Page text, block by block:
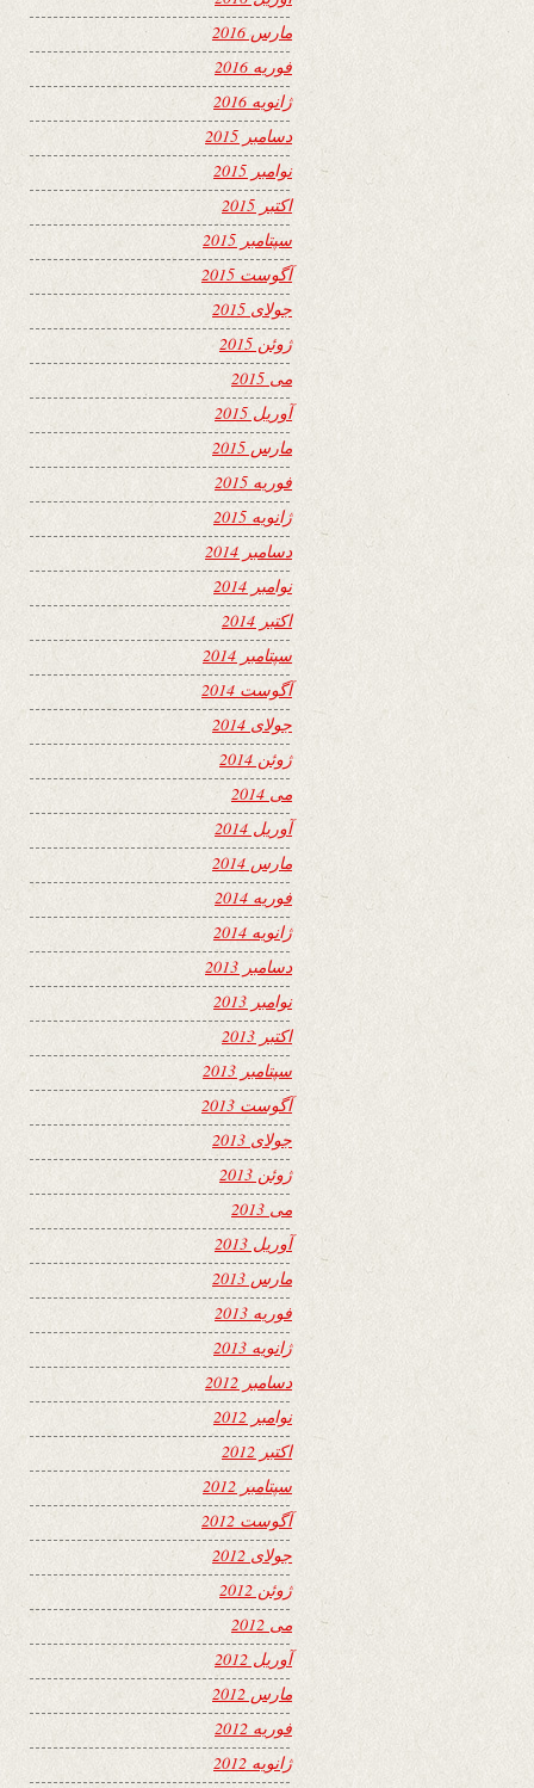
مارس 2016
فوریه 2016
ژانویه 2016
دسامبر 2015
نوامبر 2015
اکتبر 2015
سپتامبر 2015
آگوست 2015
جولای 2015
ژوئن 2015
می 2015
آوریل 2015
مارس 2015
فوریه 2015
ژانویه 2015
دسامبر 2014
نوامبر 2014
اکتبر 2014
سپتامبر 2014
آگوست 2014
جولای 2014
ژوئن 2014
می 2014
آوریل 2014
مارس 2014
فوریه 2014
ژانویه 2014
دسامبر 2013
نوامبر 2013
اکتبر 2013
سپتامبر 2013
آگوست 2013
جولای 2013
ژوئن 2013
می 2013
آوریل 2013
مارس 2013
فوریه 2013
ژانویه 2013
دسامبر 2012
نوامبر 2012
اکتبر 2012
سپتامبر 2012
آگوست 2012
جولای 2012
ژوئن 2012
می 2012
آوریل 2012
مارس 2012
فوریه 2012
ژانویه 2012